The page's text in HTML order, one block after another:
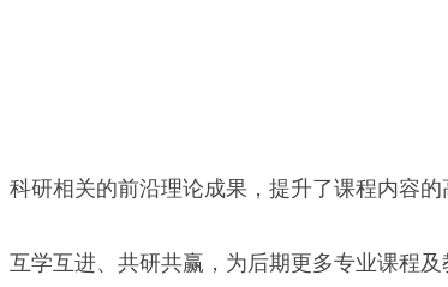
研相关的前沿理论成果，提升了课程内容的
学互进、共研共赢，为后期更多专业课程及